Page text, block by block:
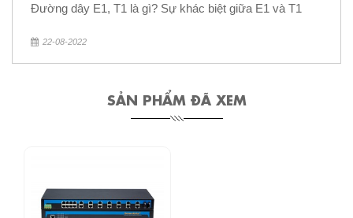
Đường dây E1, T1 là gì? Sự khác biệt giữa E1 và T1
22-08-2022
SẢN PHẨM ĐÃ XEM